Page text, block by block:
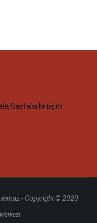
Sayfalarİletişim
- Copyright © 2020